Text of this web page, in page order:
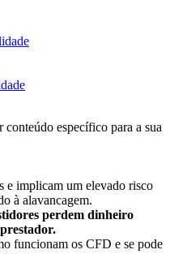
específico para a sua
e implicam um elevado risco
à alavancagem.
perdem dinheiro
funcionam os CFD e se pode